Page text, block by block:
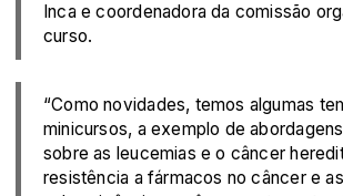
Inca e coordenadora da comissão
curso.
“Como novidades, temos algumas
minicursos, a exemplo de
sobre as leucemias e o câncer
resistência a fármacos no câncer e